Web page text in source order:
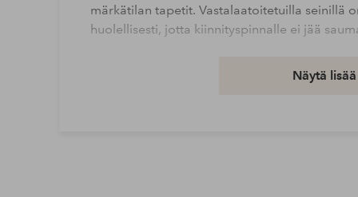
märkätilan tapetit. Vastalaatoitetuilla seinillä
huolellisesti, jotta kiinnityspinnalle ei jää
Näytä lisää